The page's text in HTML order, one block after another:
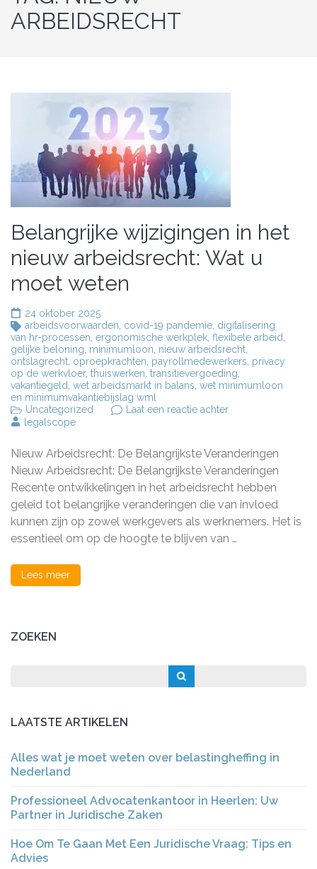
ARBEIDSRECHT
Belangrijke wijzigingen in het
nieuw arbeidsrecht: Wat u
moet weten
24 oktober 2025
arbeidsvoorwaarden covid-19 pandemie digitalisering
van hr-processen ergonomische werkplek flexibele arbeid
gelijke beloning minimumloon nieuw arbeidsrecht
ontslagrecht oproepkrachten payrollmedewerkers privacy
op de werkvloer, thuiswerken transitievergoeding
vakantiegeld wet arbeidsmarkt in balans wet minimumloon
en minimumvakantiebijslag wml
Uncategorized
Laat een reactie achterop
het
nieuw
arbeidsrecht:
Wat
u
moet
weten
legalscope
Nieuw Arbeidsrecht: De Belangrijkste Veranderingen
Nieuw Arbeidsrecht: De Belangrijkste Veranderingen
Recente ontwikkelingen in het arbeidsrecht hebben
geleid tot belangrijke veranderingen die van invloed
kunnen zijn op zowel werkgevers als werknemers. Het is
essentieel om op de hoogte te blijven van …
Lees meer
ZOEKEN
LAATSTE ARTIKELEN
Alles wat je moet weten over belastingheffing in
Nederland
Professioneel Advocatenkantoor in Heerlen: Uw
Partner in Juridische Zaken
Hoe Om Te Gaan Met Een Juridische Vraag: Tips en
Advies